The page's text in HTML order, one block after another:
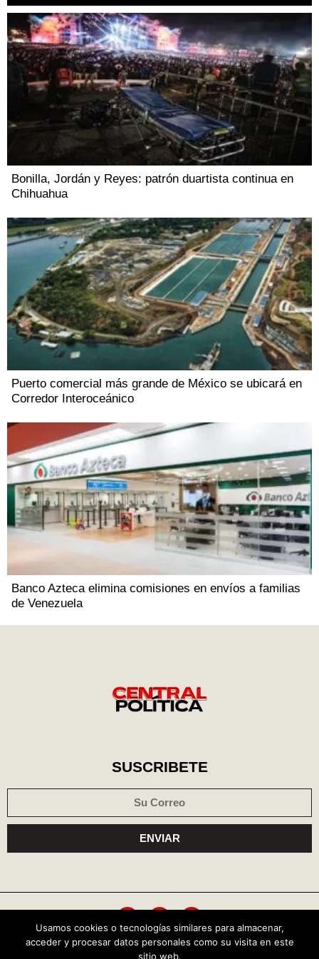
Bonilla, Jordán y Reyes: patrón duartista continua en
Chihuahua
Puerto comercial más grande de México se ubicará en
Corredor Interoceánico
Banco Azteca elimina comisiones en envíos a familias
de Venezuela
SUSCRIBETE
ENVIAR
Política de cookies Aviso de privacidad
Usamos cookies o tecnologías similares para almacenar,
acceder y procesar datos personales como su visita en este
sitio web.